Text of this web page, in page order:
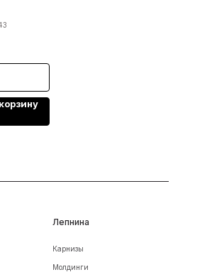
Лепнина
Карнизы
Молдинги